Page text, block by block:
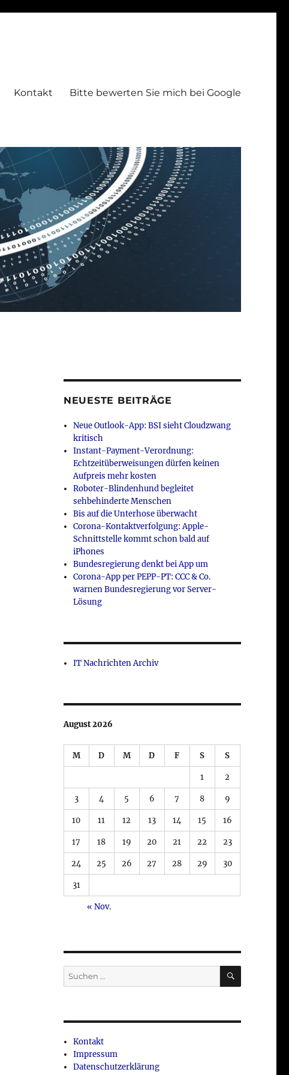
Kontakt Bitte bewerten Sie mich bei Google
NEUESTE BEITRÄGE
Neue Outlook-App: BSI sieht Cloudzwang
kritisch
Instant-Payment-Verordnung:
Echtzeitüberweisungen dürfen keinen
Aufpreis mehr kosten
Roboter-Blindenhund begleitet
sehbehinderte Menschen
Bis auf die Unterhose überwacht
Corona-Kontaktverfolgung: Apple-
Schnittstelle kommt schon bald auf
iPhones
Bundesregierung denkt bei App um
Corona-App per PEPP-PT: CCC & Co.
warnen Bundesregierung vor Server-
Lösung
IT Nachrichten Archiv
August 2026
M D M D F S S
1 2
3 4 5 6 7 8 9
10 11 12 13 14 15 16
17 18 19 20 21 22 23
24 25 26 27 28 29 30
31
« Nov.
Suche
nach:
SUCHEN
Kontakt
Impressum
Datenschutzerklärung